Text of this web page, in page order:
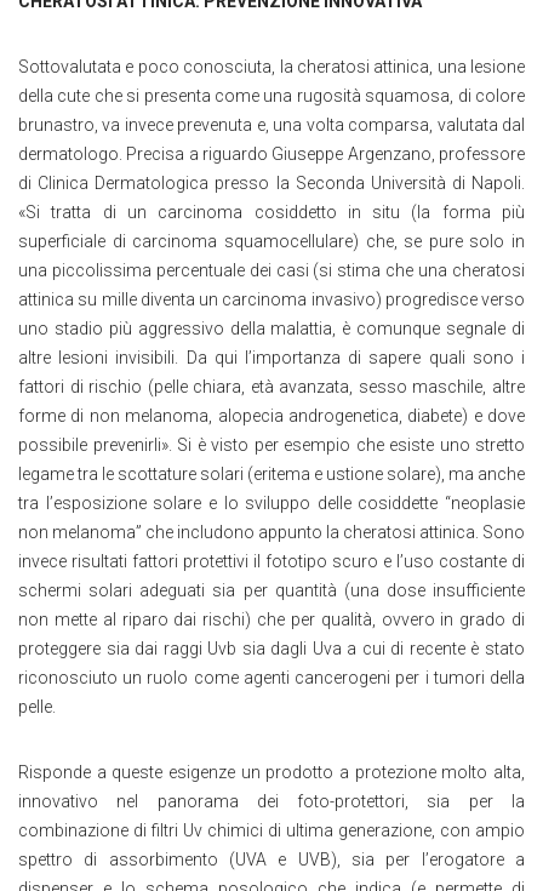
Sottovalutata e poco conosciuta, la cheratosi attinica, una lesione
della cute che si presenta come una rugosità squamosa, di colore
brunastro, va invece prevenuta e, una volta comparsa, valutata dal
dermatologo. Precisa a riguardo Giuseppe Argenzano, professore
di Clinica Dermatologica presso la Seconda Università di Napoli.
«Si tratta di un carcinoma cosiddetto in situ (la forma più
superficiale di carcinoma squamocellulare) che, se pure solo in
una piccolissima percentuale dei casi (si stima che una cheratosi
attinica su mille diventa un carcinoma invasivo) progredisce verso
uno stadio più aggressivo della malattia, è comunque segnale di
altre lesioni invisibili. Da qui l’importanza di sapere quali sono i
fattori di rischio (pelle chiara, età avanzata, sesso maschile, altre
forme di non melanoma, alopecia androgenetica, diabete) e dove
possibile prevenirli». Si è visto per esempio che esiste uno stretto
legame tra le scottature solari (eritema e ustione solare), ma anche
tra l’esposizione solare e lo sviluppo delle cosiddette “neoplasie
non melanoma” che includono appunto la cheratosi attinica. Sono
invece risultati fattori protettivi il fototipo scuro e l’uso costante di
schermi solari adeguati sia per quantità (una dose insufficiente
non mette al riparo dai rischi) che per qualità, ovvero in grado di
proteggere sia dai raggi Uvb sia dagli Uva a cui di recente è stato
riconosciuto un ruolo come agenti cancerogeni per i tumori della
pelle.
Risponde a queste esigenze un prodotto a protezione molto alta,
innovativo nel panorama dei foto-protettori, sia per la
combinazione di filtri Uv chimici di ultima generazione, con ampio
spettro di assorbimento (UVA e UVB), sia per l’erogatore a